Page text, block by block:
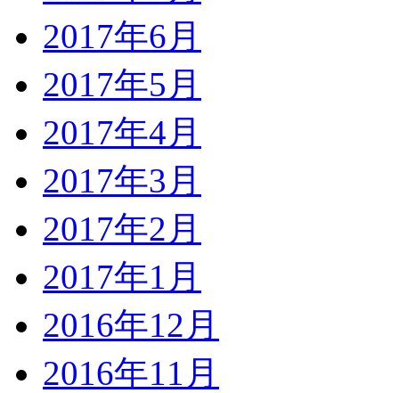
2017年6月
2017年5月
2017年4月
2017年3月
2017年2月
2017年1月
2016年12月
2016年11月